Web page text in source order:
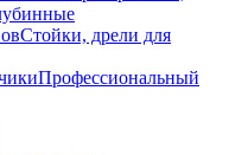
Стойки, дрели для
Профессиональный